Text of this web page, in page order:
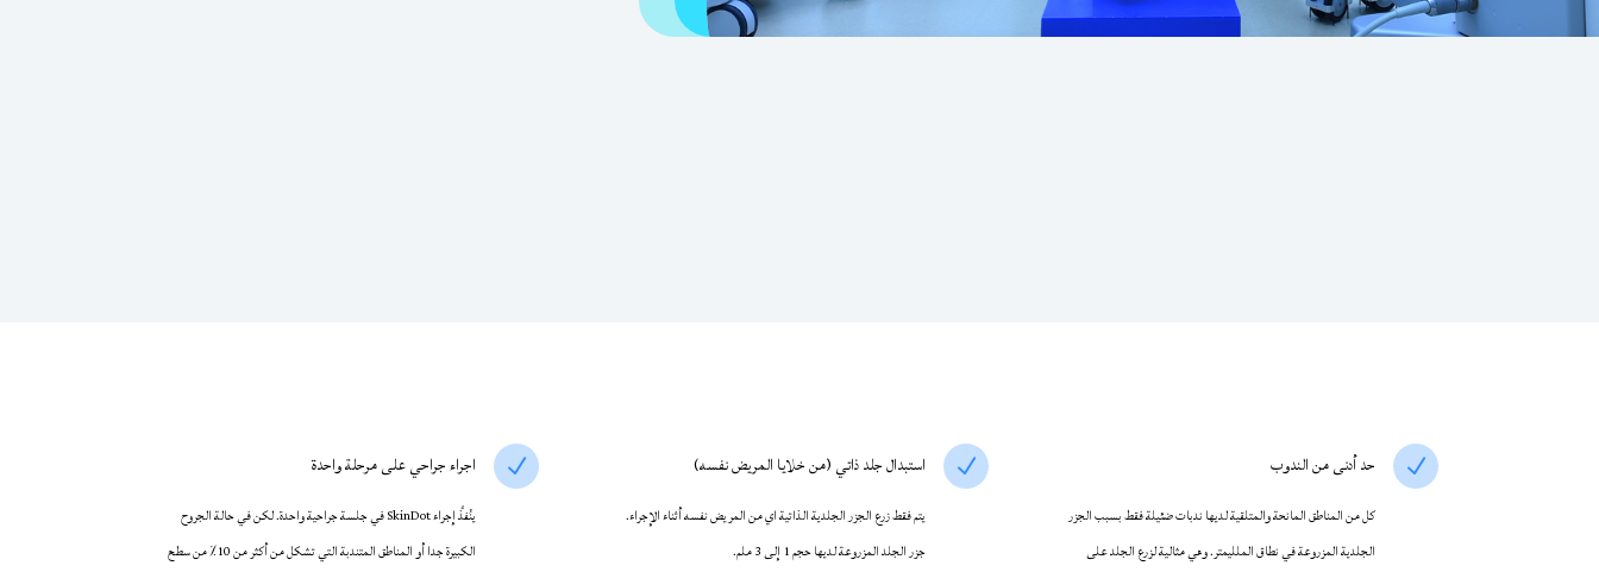
N اجراء جراحي على مرحلة واحدة
ينُفذَّ إجراء SkinDot في جلسة جراحية واحدة. لكن في حالة الجروح
الكبيرة جدا أو المناطق المتندبة التي تشكل من أكثر من 10٪ من سطح
N استبدال جلد ذاتي (من خلايا المريض نفسه)
يتم فقط زرع الجزر الجلدية الذاتية اي من المريض نفسه أثناء الإجراء.
جزر الجلد المزروعة لديها حجم 1 إلى 3 ملم.
N حد أدنى من الندوب
كل من المناطق المانحة والمتلقية لديها ندبات ضئيلة فقط بسبب الجزر
الجلدية المزروعة في نطاق الملليمتر. وهي مثالية لزرع الجلد على